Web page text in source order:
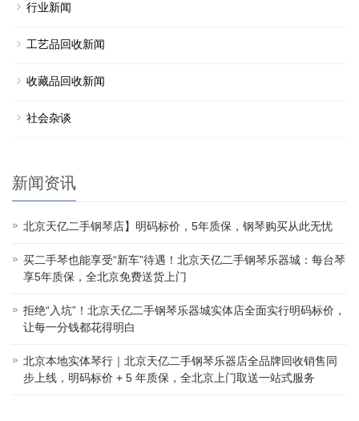
行业新闻
工艺品回收新闻
收藏品回收新闻
社会杂谈
新闻资讯
北京天亿二手钢琴店】明码标价，5年质保，钢琴购买从此无忧
买二手琴也能享受“新车”待遇！北京天亿二手钢琴乐器城：每台琴
享5年质保，全北京免费送货上门
拒绝“入坑”！北京天亿二手钢琴乐器城实体店全面实行明码标价，
让每一分钱都花得明白
北京本地实体琴行｜北京天亿二手钢琴乐器店全品牌回收销售同
步上线，明码标价 + 5 年质保，全北京上门取送一站式服务